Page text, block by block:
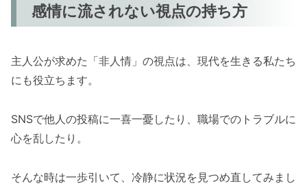
感情に流されない視点の持ち方
主人公が求めた「非人情」の視点は、現代を生きる私たち
にも役立ちます。
SNSで他人の投稿に一喜一憂したり、職場でのトラブルに
心を乱したり。
そんな時は一歩引いて、冷静に状況を見つめ直してみまし